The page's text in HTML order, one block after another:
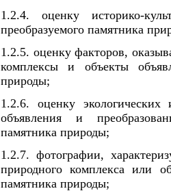
1.2.4. оценку историко-
преобразуемого памятника
1.2.5. оценку факторов,
комплексы и объекты
природы;
1.2.6. оценку экологических
объявления и
памятника природы;
1.2.7. фотографии,
природного комплекса или
памятника природы;